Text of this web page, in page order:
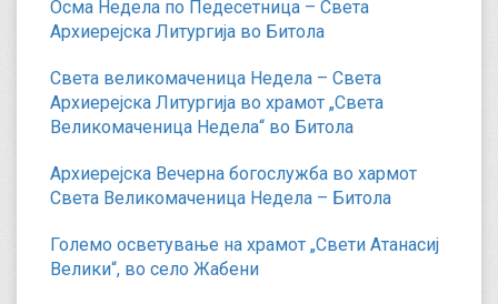
Осма Недела по Педесетница – Света
Архиерејска Литургија во Битола
Света великомаченица Недела – Света
Архиерејска Литургија во храмот „Света
Великомаченица Недела“ во Битола
Архиерејска Вечерна богослужба во хармот
Света Великомаченица Недела – Битола
Големо осветување на храмот „Свети Атанасиј
Велики“, во село Жабени